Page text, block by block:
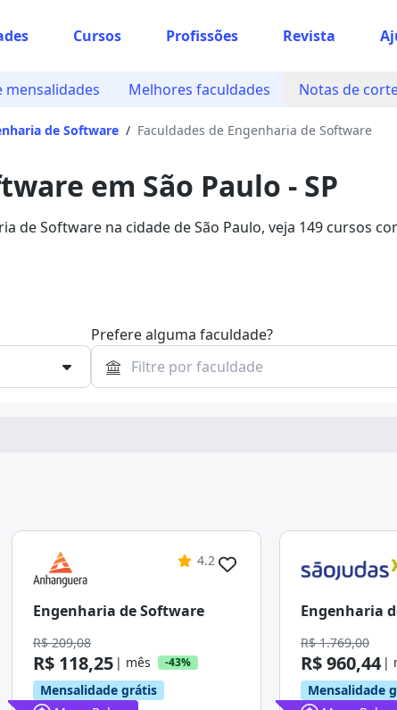
Cursos Profissões Revista
mensalidades Melhores faculdades Notas de
de Software / Faculdades de Engenharia de Software
em São Paulo - SP
de Software na cidade de São Paulo, veja 149 cursos
Prefere alguma faculdade?
4.2
Engenharia de Software
R$ 209,08
R$ 118,25 | mês -43%
Mensalidade grátis
Engenharia
R$ 1.769,00
R$ 960,44 |
Mensalidade